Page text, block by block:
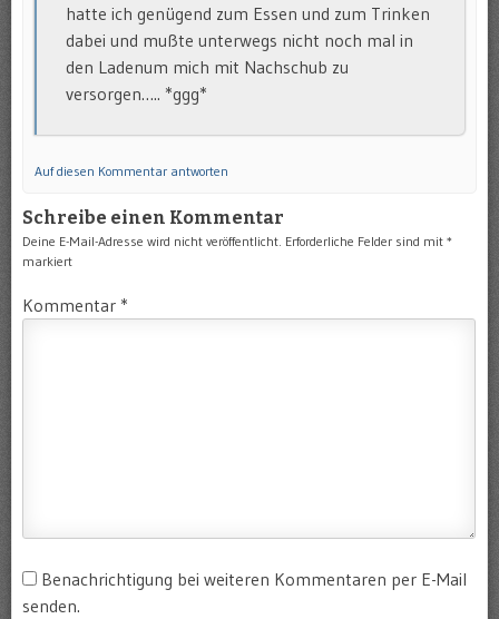
hatte ich genügend zum Essen und zum Trinken
dabei und mußte unterwegs nicht noch mal in
den Ladenum mich mit Nachschub zu
versorgen….. *ggg*
Auf diesen Kommentar antworten
Schreibe einen Kommentar
Deine E-Mail-Adresse wird nicht veröffentlicht. Erforderliche Felder sind mit *
markiert
Kommentar *
Benachrichtigung bei weiteren Kommentaren per E-Mail
senden.